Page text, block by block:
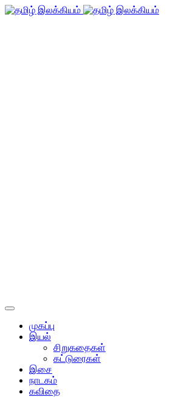
முகப்பு
இயல்
சிறுகதைகள்
கட்டுரைகள்
இசை
நாடகம்
கவிதை